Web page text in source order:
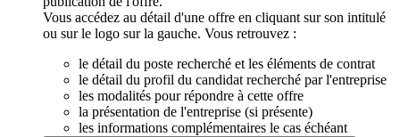
Vous accédez au détail d'une offre en cliquant sur son intitulé
ou sur le logo sur la gauche. Vous retrouvez :
le détail du poste recherché et les éléments de contrat
le détail du profil du candidat recherché par l'entreprise
les modalités pour répondre à cette offre
la présentation de l'entreprise (si présente)
les informations complémentaires le cas échéant